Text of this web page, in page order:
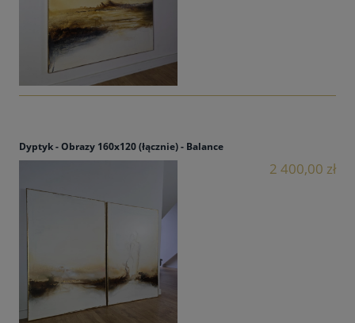
Dyptyk - Obrazy 160x120 (łącznie) - Balance
2 400,00 zł